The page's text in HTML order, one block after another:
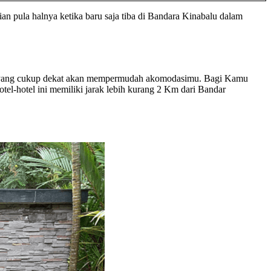
pula halnya ketika baru saja tiba di Bandara Kinabalu dalam
cukup dekat akan mempermudah akomodasimu. Bagi Kamu
hotel ini memiliki jarak lebih kurang 2 Km dari Bandar